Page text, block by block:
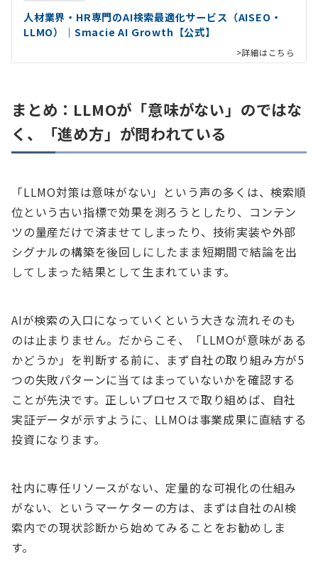
人材業界・HR専門のAI検索最適化サービス（AISEO・
LLMO）｜Smacie AI Growth【公式】
>詳細はこちら
まとめ：LLMOが「意味がない」のではな
く、「進め方」が問われている
「LLMO対策は意味がない」という声の多くは、検索順
位という古い指標で効果を測ろうとしたり、コンテン
ツの量産だけで済ませてしまったり、技術実装や外部
シグナルの構築を後回しにしたまま短期間で結論を出
してしまった結果として生まれています。
AIが検索の入口になっていくという大きな流れそのも
のは止まりません。だからこそ、「LLMOが意味がある
かどうか」を判断する前に、まず自社の取り組み方が5
つの失敗パターンに当てはまっていないかを確認する
ことが先決です。正しいプロセスで取り組めば、自社
実証データが示すように、LLMOは事業成果に直結する
投資になります。
社内に専任リソースがない、定量的な可視化の仕組み
がない、というマーケターの方は、まずは自社のAI検
索内での現状診断から始めてみることをお勧めしま
す。